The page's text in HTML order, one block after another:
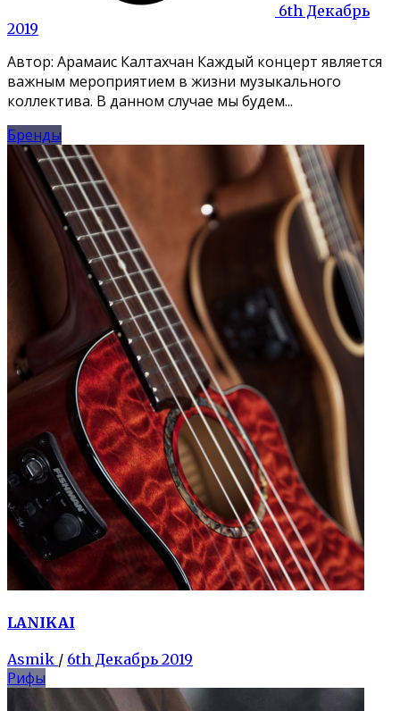
6th Декабрь
2019
Автор: Арамаис Калтахчан Каждый концерт является
важным мероприятием в жизни музыкального
коллектива. В данном случае мы будем...
Бренды
LANIKAI
Asmik / 6th Декабрь 2019
Рифы